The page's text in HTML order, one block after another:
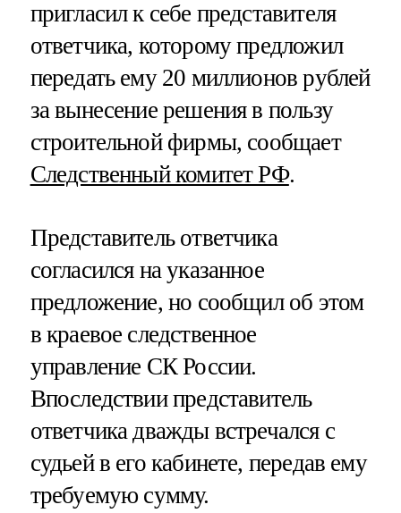
пригласил к себе представителя
ответчика, которому предложил
передать ему 20 миллионов рублей
за вынесение решения в пользу
строительной фирмы, сообщает
Следственный комитет РФ.
Представитель ответчика
согласился на указанное
предложение, но сообщил об этом
в краевое следственное
управление СК России.
Впоследствии представитель
ответчика дважды встречался с
судьей в его кабинете, передав ему
требуемую сумму.